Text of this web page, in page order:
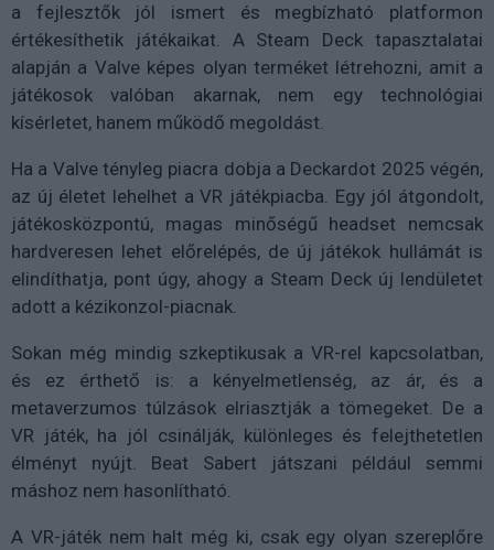
a fejlesztők jól ismert és megbízható platformon
értékesíthetik játékaikat. A Steam Deck tapasztalatai
alapján a Valve képes olyan terméket létrehozni, amit a
játékosok valóban akarnak, nem egy technológiai
kísérletet, hanem működő megoldást.
Ha a Valve tényleg piacra dobja a Deckardot 2025 végén,
az új életet lehelhet a VR játékpiacba. Egy jól átgondolt,
játékosközpontú, magas minőségű headset nemcsak
hardveresen lehet előrelépés, de új játékok hullámát is
elindíthatja, pont úgy, ahogy a Steam Deck új lendületet
adott a kézikonzol-piacnak.
Sokan még mindig szkeptikusak a VR-rel kapcsolatban,
és ez érthető is: a kényelmetlenség, az ár, és a
metaverzumos túlzások elriasztják a tömegeket. De a
VR játék, ha jól csinálják, különleges és felejthetetlen
élményt nyújt. Beat Sabert játszani például semmi
máshoz nem hasonlítható.
A VR-játék nem halt még ki, csak egy olyan szereplőre